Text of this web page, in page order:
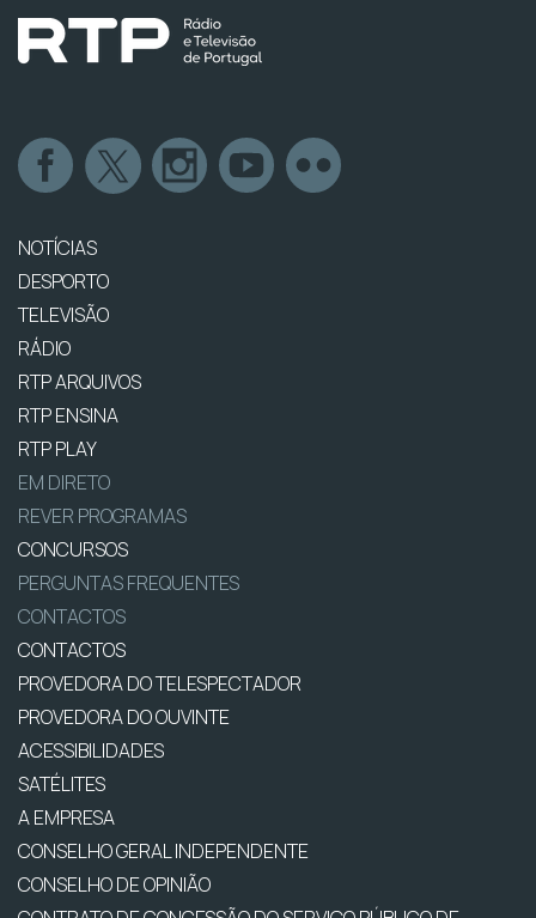
NOTÍCIAS
DESPORTO
TELEVISÃO
RÁDIO
RTP ARQUIVOS
RTP ENSINA
RTP PLAY
EM DIRETO
REVER PROGRAMAS
CONCURSOS
PERGUNTAS FREQUENTES
CONTACTOS
CONTACTOS
PROVEDORA DO TELESPECTADOR
PROVEDORA DO OUVINTE
ACESSIBILIDADES
SATÉLITES
A EMPRESA
CONSELHO GERAL INDEPENDENTE
CONSELHO DE OPINIÃO